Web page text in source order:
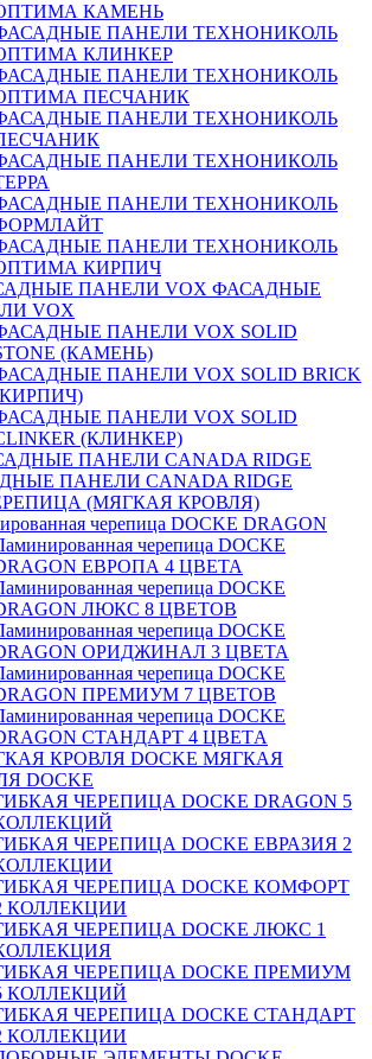
КАМЕНЬ
ПАНЕЛИ ТЕХНОНИКОЛЬ
КЛИНКЕР
ПАНЕЛИ ТЕХНОНИКОЛЬ
ПЕСЧАНИК
ПАНЕЛИ ТЕХНОНИКОЛЬ
ПАНЕЛИ ТЕХНОНИКОЛЬ
ПАНЕЛИ ТЕХНОНИКОЛЬ
ПАНЕЛИ ТЕХНОНИКОЛЬ
КИРПИЧ
ФАСАДНЫЕ
VOX
ПАНЕЛИ VOX SOLID
(КАМЕНЬ)
ПАНЕЛИ VOX SOLID BRICK
ПАНЕЛИ VOX SOLID
(КЛИНКЕР)
ПАНЕЛИ CANADA RIDGE
(МЯГКАЯ КРОВЛЯ)
черепица DOCKE DRAGON
черепица DOCKE
ЕВРОПА 4 ЦВЕТА
черепица DOCKE
ЛЮКС 8 ЦВЕТОВ
черепица DOCKE
ОРИДЖИНАЛ 3 ЦВЕТА
черепица DOCKE
ПРЕМИУМ 7 ЦВЕТОВ
черепица DOCKE
СТАНДАРТ 4 ЦВЕТA
МЯГКАЯ
DOCKE
ЧЕРЕПИЦА DOCKE DRAGON 5
ЧЕРЕПИЦА DOCKE ЕВРАЗИЯ 2
ЧЕРЕПИЦА DOCKE КОМФОРТ
КОЛЛЕКЦИИ
ЧЕРЕПИЦА DOCKE ЛЮКС 1
ЧЕРЕПИЦА DOCKE ПРЕМИУМ
КОЛЛЕКЦИЙ
ЧЕРЕПИЦА DOCKE СТАНДАРТ
КОЛЛЕКЦИИ